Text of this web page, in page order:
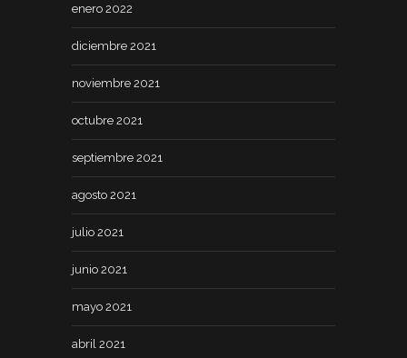
enero 2022
diciembre 2021
noviembre 2021
octubre 2021
septiembre 2021
agosto 2021
julio 2021
junio 2021
mayo 2021
abril 2021